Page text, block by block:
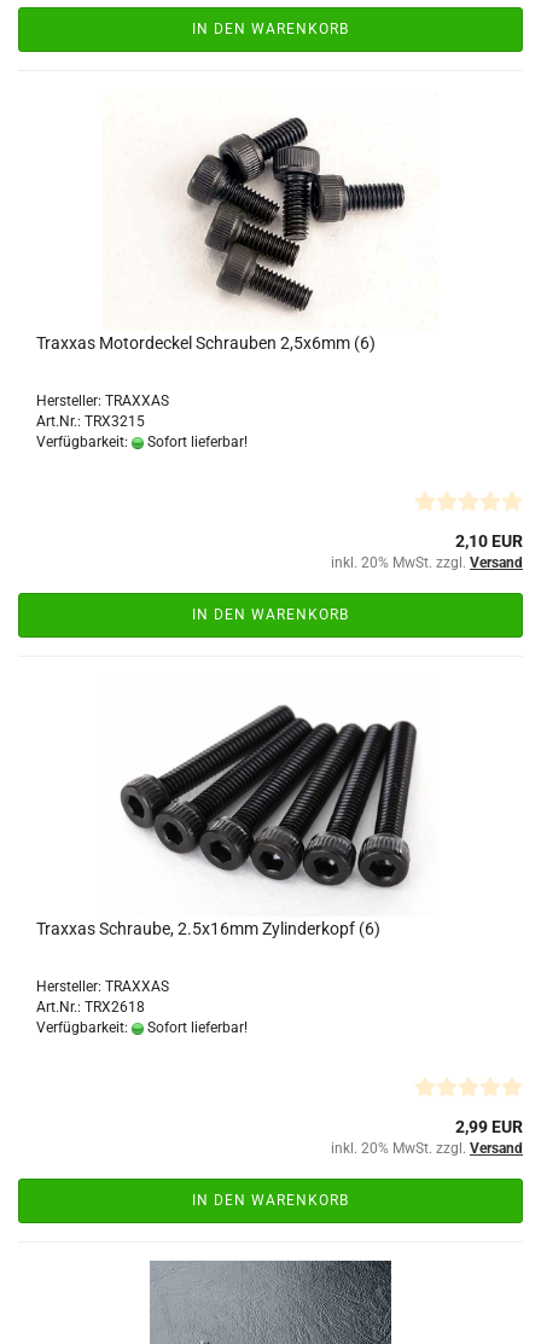
IN DEN WARENKORB
Traxxas Motordeckel Schrauben 2,5x6mm (6)
Hersteller: TRAXXAS
Art.Nr.: TRX3215
Verfügbarkeit:
Sofort lieferbar!
2,10 EUR
inkl. 20% MwSt. zzgl. Versand
IN DEN WARENKORB
Traxxas Schraube, 2.5x16mm Zylinderkopf (6)
Hersteller: TRAXXAS
Art.Nr.: TRX2618
Verfügbarkeit:
Sofort lieferbar!
2,99 EUR
inkl. 20% MwSt. zzgl. Versand
IN DEN WARENKORB